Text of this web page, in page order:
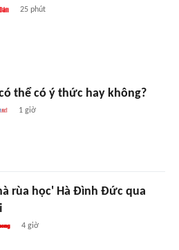
25 phút
thể có ý thức hay không?
1 giờ
rùa học' Hà Đình Đức qua
4 giờ